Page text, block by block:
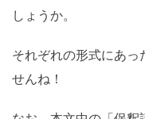
しょうか。
それぞれの形式にあっ
せんね！